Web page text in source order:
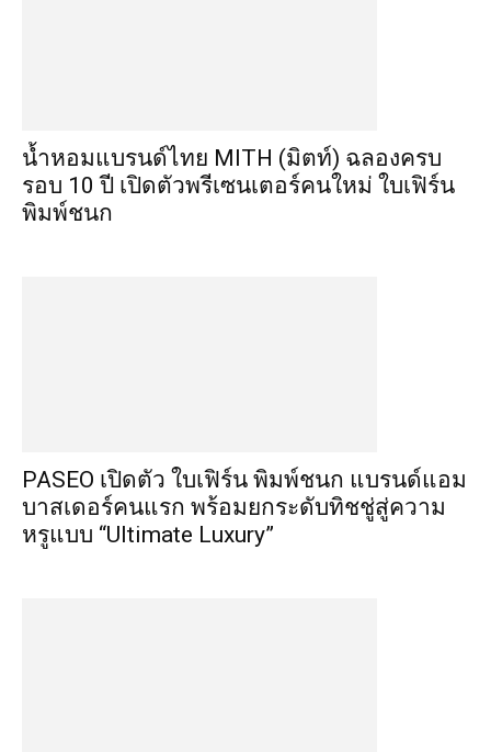
น้ำหอมแบรนด์ไทย MITH (มิตท์) ฉลองครบ
รอบ 10 ปี เปิดตัวพรีเซนเตอร์คนใหม่ ใบเฟิร์น
พิมพ์ชนก
PASEO เปิดตัว ใบเฟิร์น พิมพ์ชนก แบรนด์แอม
บาสเดอร์คนแรก พร้อมยกระดับทิชชู่สู่ความ
หรูแบบ “Ultimate Luxury”